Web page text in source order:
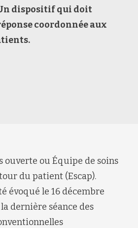
dispositif qui doit
coordonnée aux
ouverte ou Équipe de soins
du patient (Escap).
évoqué le 16 décembre
dernière séance des